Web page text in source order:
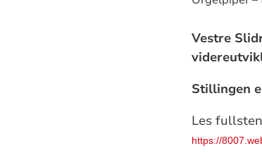
Vestre
Stillingen
Les
https://